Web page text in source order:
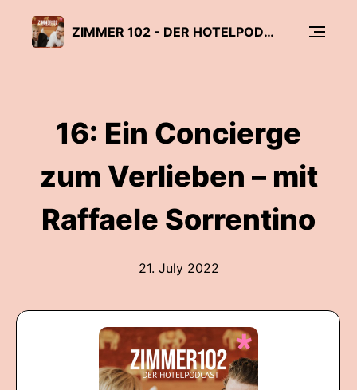
ZIMMER 102 - DER HOTELPODCAST
16: Ein Concierge
zum Verlieben – mit
Raffaele Sorrentino
21. July 2022